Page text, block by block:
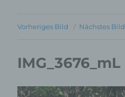
Vorheriges Bild Nächstes Bild
IMG_3676_mL